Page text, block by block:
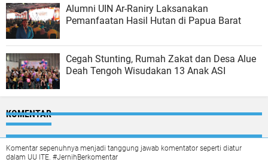
Alumni UIN Ar-Raniry Laksanakan
Pemanfaatan Hasil Hutan di Papua Barat
Cegah Stunting, Rumah Zakat dan Desa Alue
Deah Tengoh Wisudakan 13 Anak ASI
KOMENTAR
Komentar sepenuhnya menjadi tanggung jawab komentator seperti diatur
dalam UU ITE. #JernihBerkomentar